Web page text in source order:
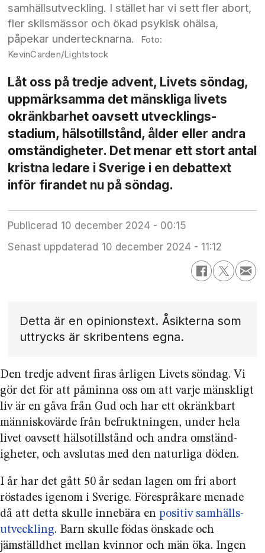
samhällsutveckling. I stället har vi sett fler abort,
fler skilsmässor och ökad psykisk ohälsa,
påpekar undertecknarna.
KevinCarden/Lightstock
Låt oss på tredje advent, Livets söndag,
uppmärksamma det mänskliga livets
okränkbarhet oavsett utvecklings­
stadium, hälso­tillstånd, ålder eller andra
omständigheter. Det menar ett stort antal
kristna ledare i Sverige i en debattext
inför firandet nu på söndag.
Publicerad
10 december 2024 - 00:15
Senast uppdaterad
10 december 2024 - 11:12
Detta är en opinionstext. Åsikterna som
uttrycks är skribentens egna.
Den tredje advent firas årligen Livets söndag. Vi
gör det för att påminna oss om att varje mänskligt
liv är en gåva från Gud och har ett okränkbart
människovärde från befruktningen, under hela
livet oavsett hälsotillstånd och andra omständ-
igheter, och avslutas med den naturliga döden.
I år har det gått 50 år sedan lagen om fri abort
röstades igenom i Sverige. Före­språkare menade
då att detta skulle innebära en positiv samhälls­
utveckling. Barn skulle födas önskade och
jämställd­het mellan kvinnor och män öka. Ingen